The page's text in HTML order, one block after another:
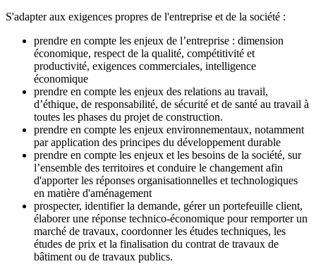
S'adapter aux exigences propres de l'entreprise et de la société :
prendre en compte les enjeux de l’entreprise : dimension
économique, respect de la qualité, compétitivité et
productivité, exigences commerciales, intelligence
économique
prendre en compte les enjeux des relations au travail,
d’éthique, de responsabilité, de sécurité et de santé au travail à
toutes les phases du projet de construction.
prendre en compte les enjeux environnementaux, notamment
par application des principes du développement durable
prendre en compte les enjeux et les besoins de la société, sur
l’ensemble des territoires et conduire le changement afin
d'apporter les réponses organisationnelles et technologiques
en matière d'aménagement
prospecter, identifier la demande, gérer un portefeuille client,
élaborer une réponse technico-économique pour remporter un
marché de travaux, coordonner les études techniques, les
études de prix et la finalisation du contrat de travaux de
bâtiment ou de travaux publics.